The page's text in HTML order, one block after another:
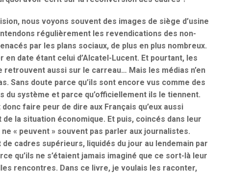
nous voyons souvent des images de siège d’usine
régulièrement les revendications des non-
par les plans sociaux, de plus en plus nombreux.
en date étant celui d’Alcatel-Lucent. Et pourtant, les
retrouvent aussi sur le carreau… Mais les médias n’en
Sans doute parce qu’ils sont encore vus comme des
du système et parce qu’officiellement ils le tiennent.
donc faire peur de dire aux Français qu’eux aussi
la situation économique. Et puis, coincés dans leur
« peuvent » souvent pas parler aux journalistes.
cadres supérieurs, liquidés du jour au lendemain par
qu’ils ne s’étaient jamais imaginé que ce sort-là leur
rencontres. Dans ce livre, je voulais les raconter,